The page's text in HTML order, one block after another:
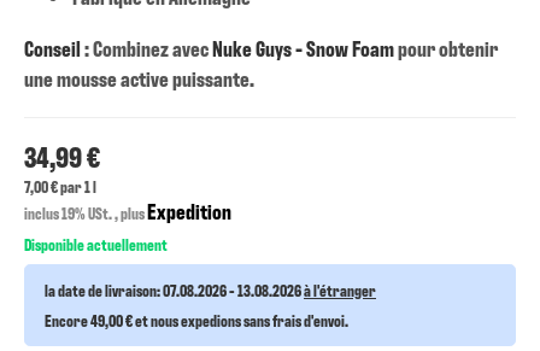
Conseil: Combinez avecNuke Guys - Snow Foampour obtenir
une mousse active puissante.
34,99 €
7,00 € par 1 l
inclus 19% USt. , plusExpedition
Disponible actuellement
la date de livraison:07.08.2026 - 13.08.2026à l'étranger
Encore 49,00 € et nous expedions sans frais d'envoi.